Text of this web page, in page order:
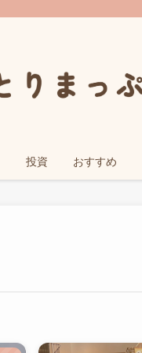
投資 おすすめ